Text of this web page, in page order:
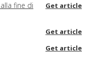
fine di
Get article
Get article
Get article